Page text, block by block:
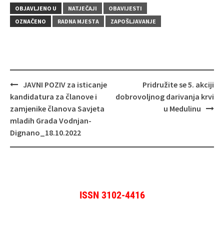
OBJAVLJENO U NATJEČAJI
OBAVIJESTI
OZNAČENO
RADNA MJESTA ZAPOŠLJAVANJE
Navigacija
objava
JAVNI POZIV za isticanje
kandidatura za članove i
zamjenike članova Savjeta
mladih Grada Vodnjan-
Dignano_18.10.2022
Pridružite se 5. akciji
dobrovoljnog darivanja krvi
u Medulinu
ISSN 3102-4416